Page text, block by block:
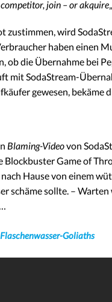
competitor, join – or akquire
wird
haben einen
ob die Übernahme bei
mit SodaStream-
gewesen, bekäme
Blaming-Videovon
Blockbuster Game of
Hause von einem
schäme sollte. –
Goliaths